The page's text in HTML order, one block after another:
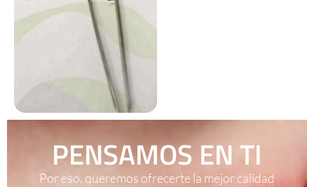
PENSAMOS EN TI
Por eso, queremos ofrecerte la mejor calidad